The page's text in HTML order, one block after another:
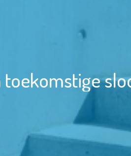
toekomstige